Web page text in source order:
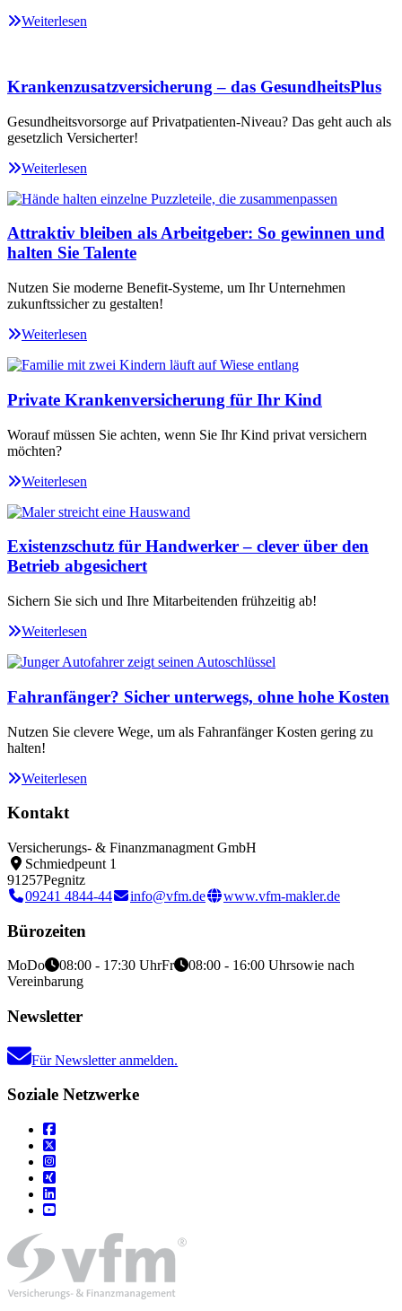
Weiterlesen
Krankenzusatzversicherung – das GesundheitsPlus
Gesundheitsvorsorge auf Privatpatienten-Niveau? Das geht auch als
gesetzlich Versicherter!
Weiterlesen
Attraktiv bleiben als Arbeitgeber: So gewinnen und
halten Sie Talente
Nutzen Sie moderne Benefit-Systeme, um Ihr Unternehmen
zukunftssicher zu gestalten!
Weiterlesen
Private Krankenversicherung für Ihr Kind
Worauf müssen Sie achten, wenn Sie Ihr Kind privat versichern
möchten?
Weiterlesen
Existenzschutz für Handwerker – clever über den
Betrieb abgesichert
Sichern Sie sich und Ihre Mitarbeitenden frühzeitig ab!
Weiterlesen
Fahranfänger? Sicher unterwegs, ohne hohe Kosten
Nutzen Sie clevere Wege, um als Fahranfänger Kosten gering zu
halten!
Weiterlesen
Kontakt
Versicherungs- & Finanzmanagment GmbH
Schmiedpeunt 1
91257Pegnitz
09241 4844-44
info@vfm.de www.vfm-makler.de
Bürozeiten
MoDo 08:00 - 17:30 UhrFr 08:00 - 16:00 Uhrsowie nach
Vereinbarung
Newsletter
Für Newsletter anmelden.
Soziale Netzwerke